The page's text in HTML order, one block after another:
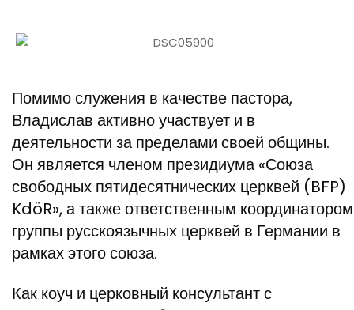
Помимо служения в качестве пастора,
Владислав активно участвует и в
деятельности за пределами своей общины.
Он является членом президиума «Союза
свободных пятидесятнических церквей (BFP)
KdöR», а также ответственным координатором
группы русскоязычных церквей в Германии в
рамках этого союза.
Как коуч и церковный консультант с